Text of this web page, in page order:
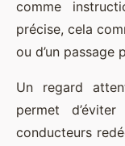
comme
précise, cela
ou d’un passage
Un regard
permet
conducteurs